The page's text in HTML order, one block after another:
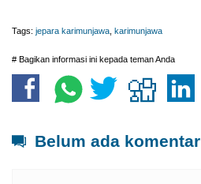
Tags: jepara karimunjawa karimunjawa
# Bagikan informasi ini kepada teman Anda
Belum ada komentar